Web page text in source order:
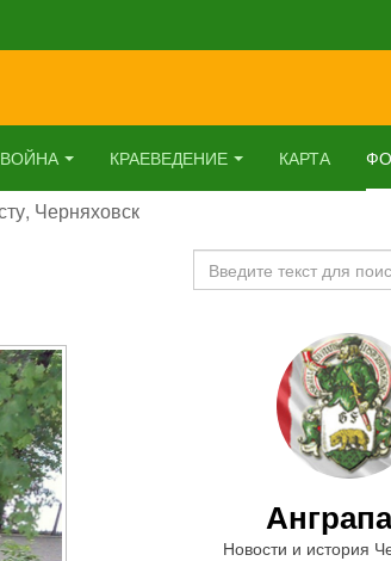
ВОЙНА КРАЕВЕДЕНИЕ КАРТА
Черняховск
Искать...
Новости и история